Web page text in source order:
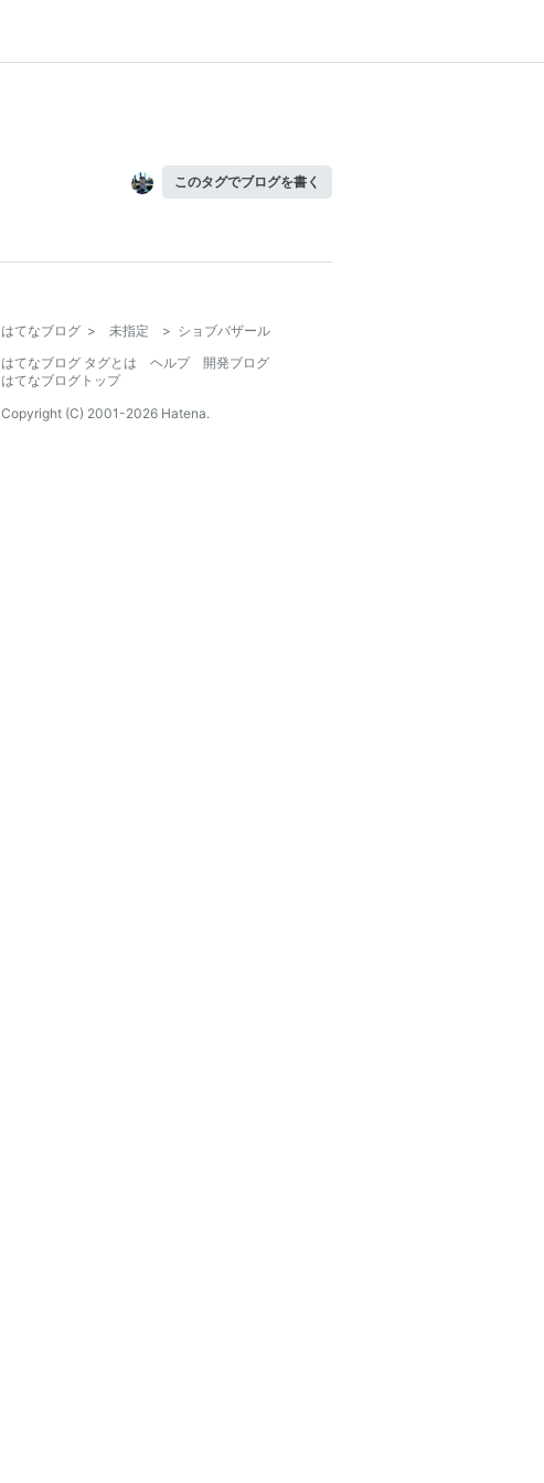
このタグでブログを書く
はてなブログ > 未指定 > ショブバザール
はてなブログ タグとは
ヘルプ
開発ブログ
はてなブログトップ
Copyright (C) 2001-2026 Hatena.